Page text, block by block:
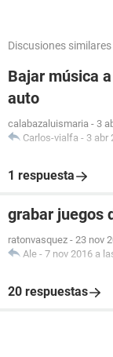
Discusiones similares
Bajar música
auto
calabazaluismaria - 3
Carlos-vialfa - 3 abr
1 respuesta
grabar juegos
ratonvasquez - 23 nov
Ale - 7 nov 2016 a
20 respuestas